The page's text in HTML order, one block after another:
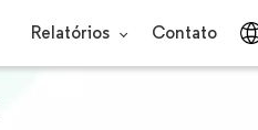
Relatórios Contato